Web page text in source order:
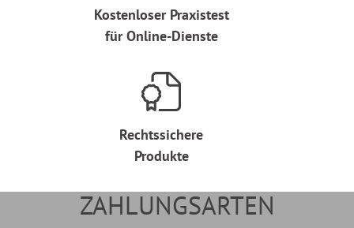
Kostenloser Praxistest
für Online-Dienste
Rechtssichere
Produkte
ZAHLUNGSARTEN